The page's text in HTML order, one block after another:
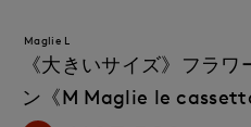
Maglie L
《大きいサイズ》フラ
ン《M Maglie le